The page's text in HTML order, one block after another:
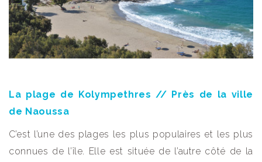
La plage de Kolympethres // Près de la ville
de Naoussa
C’est l’une des plages les plus populaires et les plus
connues de l’île. Elle est située de l’autre côté de la